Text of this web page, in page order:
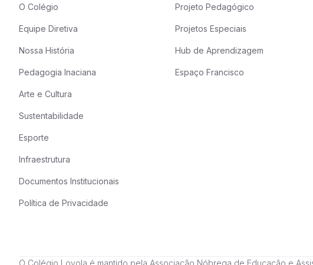
O Colégio
Equipe Diretiva
Nossa História
Pedagogia Inaciana
Arte e Cultura
Sustentabilidade
Esporte
Infraestrutura
Documentos Institucionais
Política de Privacidade
Projeto Pedagógico
Projetos Especiais
Hub de Aprendizagem
Espaço Francisco
O Colégio Loyola é mantido pela Associação Nóbrega de Educação e